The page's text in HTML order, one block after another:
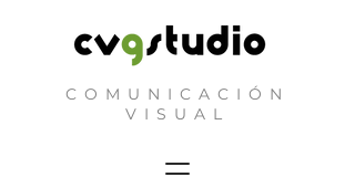
COMUNICACIÓN
VISUAL